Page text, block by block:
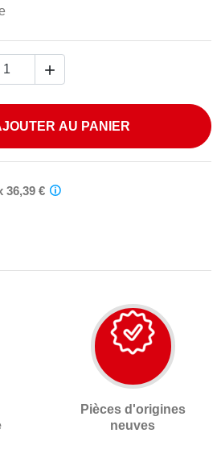

AU PANIER
36,39 €
Pièces d'origines
neuves